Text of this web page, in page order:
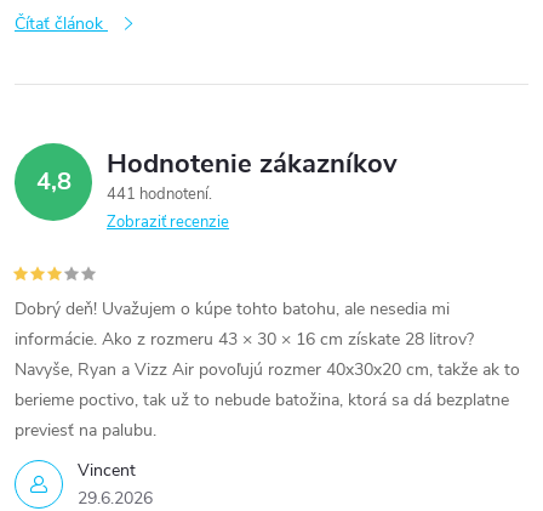
Čítať článok
4,8 Hodnotenie zákazníkov
441 hodnotení
Zobraziť recenzie
Vincent
29.6.2026
Dobrý deň! Uvažujem o kúpe tohto batohu, ale nesedia mi
informácie. Ako z rozmeru 43 × 30 × 16 cm získate 28 litrov?
Navyše, Ryan a Vizz Air povoľujú rozmer 40x30x20 cm, takže ak to
berieme poctivo, tak už to nebude batožina, ktorá sa dá bezplatne
previesť na palubu.